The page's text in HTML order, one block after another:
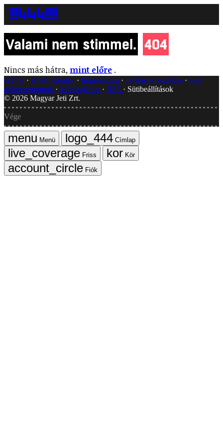
Valami nem stimmel. 404
Nincs más hátra, mint előre .
GYIK Hibát jelentek Impresszum Javítások kezelése
Jogi
dokumentumok
Médiaajánlat RSS
Sütibeállítások
© 2026 Magyar Jeti Zrt.
Vége
Menü
Címlap
Friss
Kör
Fiók